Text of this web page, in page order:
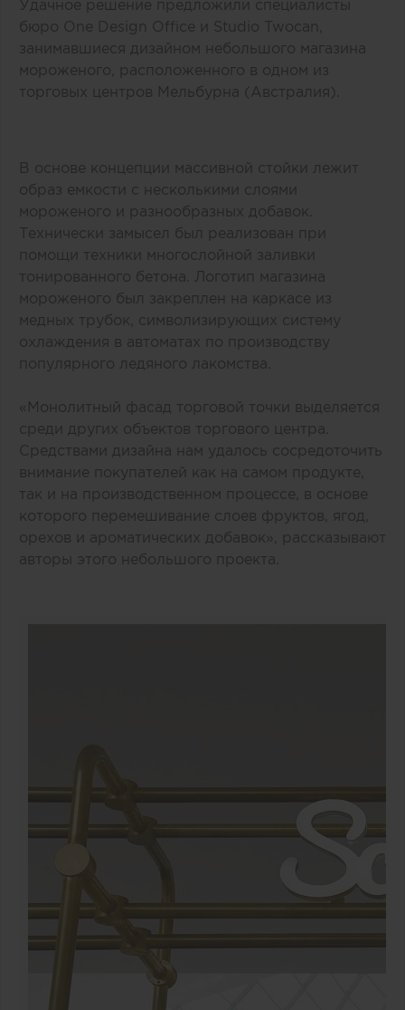
Удачное решение предложили специалисты
бюро One Design Office и Studio Twocan,
занимавшиеся дизайном небольшого магазина
мороженого, расположенного в одном из
торговых центров Мельбурна (Австралия).
В основе концепции массивной стойки лежит
образ емкости с несколькими слоями
мороженого и разнообразных добавок.
Технически замысел был реализован при
помощи техники многослойной заливки
тонированного бетона. Логотип магазина
мороженого был закреплен на каркасе из
медных трубок, символизирующих систему
охлаждения в автоматах по производству
популярного ледяного лакомства.
«Монолитный фасад торговой точки выделяется
среди других объектов торгового центра.
Средствами дизайна нам удалось сосредоточить
внимание покупателей как на самом продукте,
так и на производственном процессе, в основе
которого перемешивание слоев фруктов, ягод,
орехов и ароматических добавок», рассказывают
авторы этого небольшого проекта.